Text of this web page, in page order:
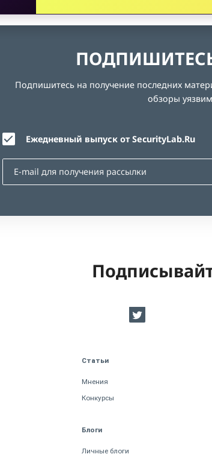
Подпишитесь на получение последних
обзоры
Ежедневный выпуск от SecurityLab.Ru
Статьи
Мнения
Конкурсы
Блоги
Личные блоги